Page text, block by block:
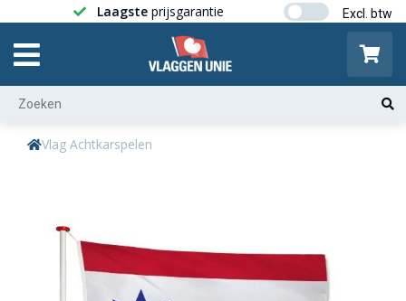
Laagste prijsgarantie Gratis
Vlag Achtkarspelen